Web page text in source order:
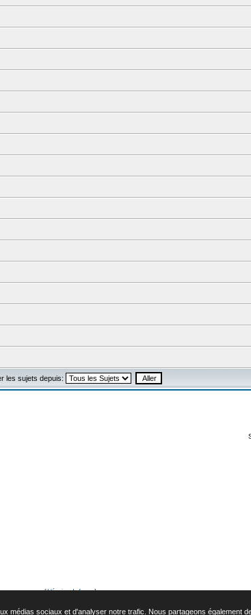
sociaux et d'analyser notre trafic. Nous partageons également
les sujets depuis:
[L'équipe du forum]